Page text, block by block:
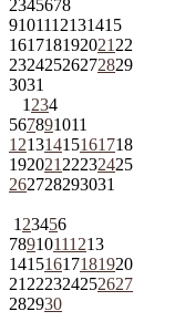
2345678
9101112131415
161718192021 22
23242526272829
3031
1 234
567891011
12131415161718
192021 22232425
262728293031
1 23456
78910111213
14151617181920
21 222324252627
282930